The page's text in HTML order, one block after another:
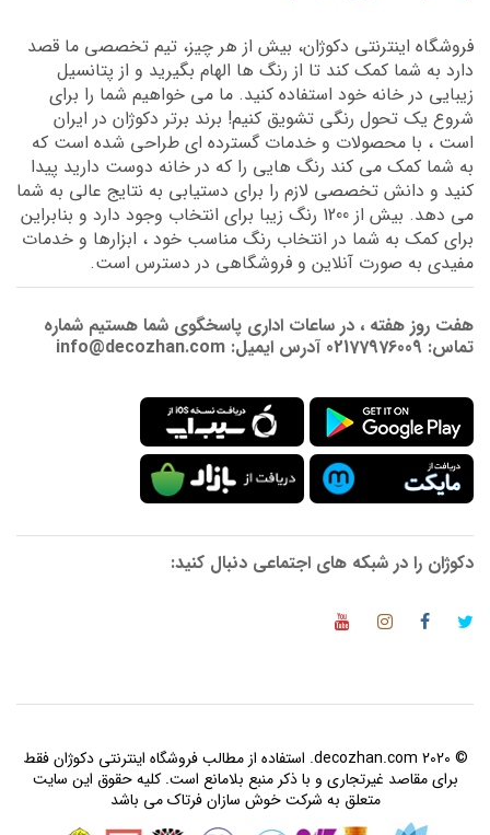
فروشگاه اینترنتی دکوژان، بیش از هر چیز، تیم تخصصی ما قصد
دارد به شما کمک کند تا از رنگ ها الهام بگیرید و از پتانسیل
زیبایی در خانه خود استفاده کنید. ما می خواهیم شما را برای
شروع یک تحول رنگی تشویق کنیم! برند برتر دکوژان در ایران
است ، با محصولات و خدمات گسترده ای طراحی شده است که
به شما کمک می کند رنگ هایی را که در خانه دوست دارید پیدا
کنید و دانش تخصصی لازم را برای دستیابی به نتایج عالی به شما
می دهد. بیش از 1200 رنگ زیبا برای انتخاب وجود دارد و بنابراین
برای کمک به شما در انتخاب رنگ مناسب خود ، ابزارها و خدمات
مفیدی به صورت آنلاین و فروشگاهی در دسترس است.
هفت روز هفته ، در ساعات اداری پاسخگوی شما هستیم شماره
تماس: 02177976009 آدرس ایمیل: info@decozhan.com
دکوژان را در شبکه های اجتماعی دنبال کنید:
© 2020 decozhan.com. استفاده از مطالب فروشگاه اینترنتی دکوژان فقط
برای مقاصد غیرتجاری و با ذکر منبع بلامانع است. کلیه حقوق این سایت
متعلق به شرکت خوش سازان فرتاک می باشد